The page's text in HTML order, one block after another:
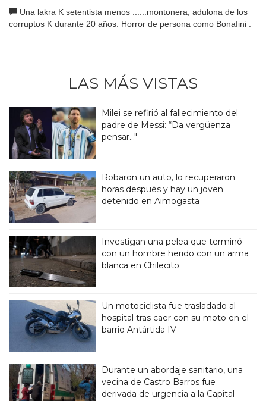
Una lakra K setentista menos ......montonera, adulona de los
corruptos K durante 20 años. Horror de persona como Bonafini .
LAS MÁS VISTAS
Milei se refirió al fallecimiento del
padre de Messi: “Da vergüenza
pensar..."
Robaron un auto, lo recuperaron
horas después y hay un joven
detenido en Aimogasta
Investigan una pelea que terminó
con un hombre herido con un arma
blanca en Chilecito
Un motociclista fue trasladado al
hospital tras caer con su moto en el
barrio Antártida IV
Durante un abordaje sanitario, una
vecina de Castro Barros fue
derivada de urgencia a la Capital